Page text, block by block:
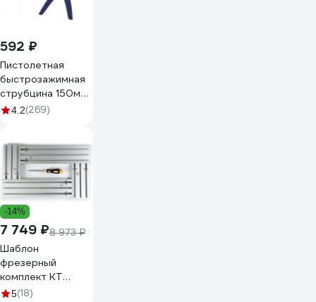
592 ₽
Пистолетная
быстрозажимная
струбцина 150мм
КОБАЛЬТ 244-711
4.2(269)
-14%
7 749 ₽8 973 ₽
Шаблон
фрезерный
комплект KT
RJ200400
5(18)